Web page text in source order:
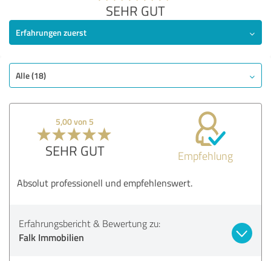
SEHR GUT
Erfahrungen zuerst
Alle (18)
5,00 von 5
SEHR GUT Empfehlung
Absolut professionell und empfehlenswert.
Erfahrungsbericht & Bewertung zu:
Falk Immobilien